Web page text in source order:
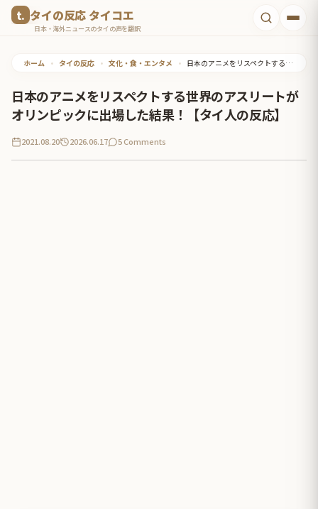
タイの反応 タイコエ
日本・海外ニュースのタイの声を翻訳
ホーム • タイの反応 • 文化・食・エンタメ • 日本のアニメをリスペクトする世界のアスリートがオリンピックに出場した結果！【タイ人の反応】
日本のアニメをリスペクトする世界のアスリートが
オリンピックに出場した結果！【タイ人の反応】
2021.08.20 2026.06.17 5 Comments